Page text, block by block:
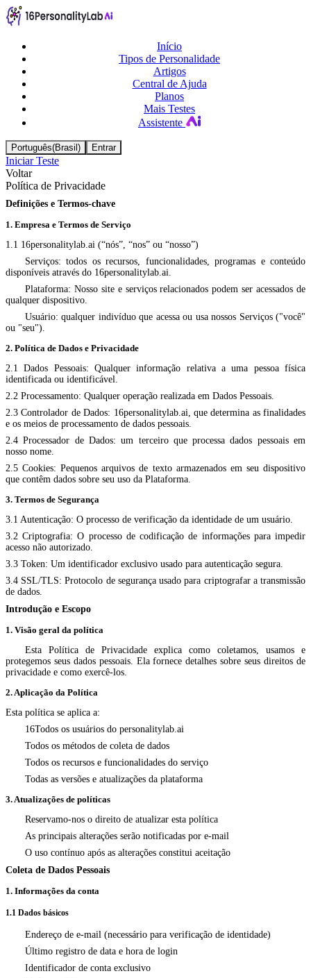
Início
Tipos de Personalidade
Artigos
Central de Ajuda
Planos
Mais Testes
Assistente
Português(Brasil) Entrar
Iniciar Teste
Voltar
Política de Privacidade
Definições e Termos-chave
1. Empresa e Termos de Serviço
1.1 16personalitylab.ai (“nós”, “nos” ou “nosso”)
Serviços: todos os recursos, funcionalidades, programas e conteúdo
disponíveis através do 16personalitylab.ai.
Plataforma: Nosso site e serviços relacionados podem ser acessados ​​de
qualquer dispositivo.
Usuário: qualquer indivíduo que acessa ou usa nossos Serviços ("você"
ou "seu").
2. Política de Dados e Privacidade
2.1 Dados Pessoais: Qualquer informação relativa a uma pessoa física
identificada ou identificável.
2.2 Processamento: Qualquer operação realizada em Dados Pessoais.
2.3 Controlador de Dados: 16personalitylab.ai, que determina as finalidades
e os meios de processamento de dados pessoais.
2.4 Processador de Dados: um terceiro que processa dados pessoais em
nosso nome.
2.5 Cookies: Pequenos arquivos de texto armazenados em seu dispositivo
que contêm dados sobre seu uso da Plataforma.
3. Termos de Segurança
3.1 Autenticação: O processo de verificação da identidade de um usuário.
3.2 Criptografia: O processo de codificação de informações para impedir
acesso não autorizado.
3.3 Token: Um identificador exclusivo usado para autenticação segura.
3.4 SSL/TLS: Protocolo de segurança usado para criptografar a transmissão
de dados.
Introdução e Escopo
1. Visão geral da política
Esta Política de Privacidade explica como coletamos, usamos e
protegemos seus dados pessoais. Ela fornece detalhes sobre seus direitos de
privacidade e como exercê-los.
2. Aplicação da Política
Esta política se aplica a:
16Todos os usuários do personalitylab.ai
Todos os métodos de coleta de dados
Todos os recursos e funcionalidades do serviço
Todas as versões e atualizações da plataforma
3. Atualizações de políticas
Reservamo-nos o direito de atualizar esta política
As principais alterações serão notificadas por e-mail
O uso contínuo após as alterações constitui aceitação
Coleta de Dados Pessoais
1. Informações da conta
1.1 Dados básicos
Endereço de e-mail (necessário para verificação de identidade)
Último registro de data e hora de login
Identificador de conta exclusivo